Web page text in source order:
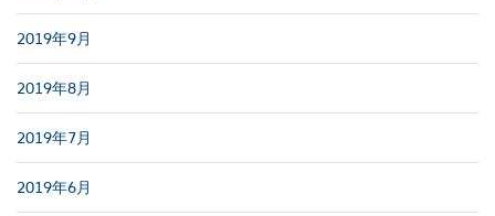
2019年9月
2019年8月
2019年7月
2019年6月